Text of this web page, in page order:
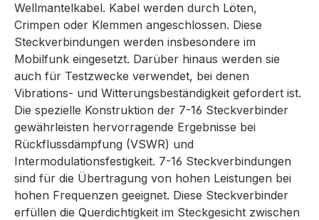
Wellmantelkabel. Kabel werden durch Löten,
Crimpen oder Klemmen angeschlossen. Diese
Steckverbindungen werden insbesondere im
Mobilfunk eingesetzt. Darüber hinaus werden sie
auch für Testzwecke verwendet, bei denen
Vibrations- und Witterungsbeständigkeit gefordert ist.
Die spezielle Konstruktion der 7-16 Steckverbinder
gewährleisten hervorragende Ergebnisse bei
Rückflussdämpfung (VSWR) und
Intermodulationsfestigkeit. 7-16 Steckverbindungen
sind für die Übertragung von hohen Leistungen bei
hohen Frequenzen geeignet. Diese Steckverbinder
erfüllen die Querdichtigkeit im Steckgesicht zwischen